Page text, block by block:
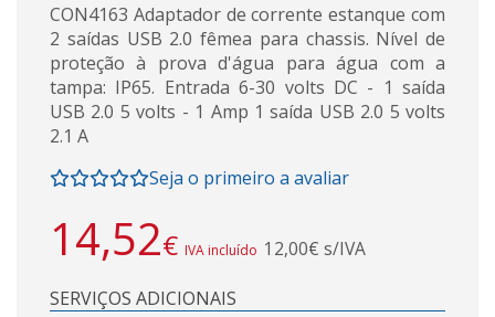
CON4163 Adaptador de corrente estanque com
2 saídas USB 2.0 fêmea para chassis. Nível de
proteção à prova d'água para água com a
tampa: IP65. Entrada 6-30 volts DC - 1 saída
USB 2.0 5 volts - 1 Amp 1 saída USB 2.0 5 volts
2.1 A
Seja o primeiro a avaliar
14,52€ IVA incluído 12,00€ s/IVA
SERVIÇOS ADICIONAIS